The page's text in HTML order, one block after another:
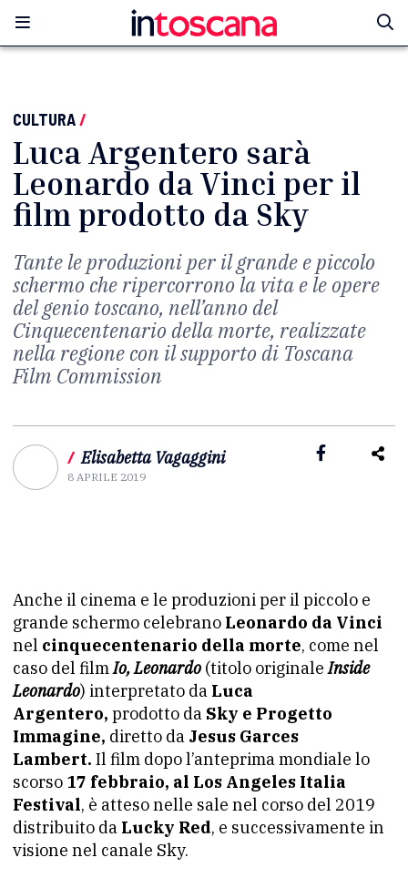
CULTURA/
Luca Argentero sarà
Leonardo da Vinci per il
film prodotto da Sky
Tante le produzioni per il grande e piccolo
schermo che ripercorrono la vita e le opere
del genio toscano, nell’anno del
Cinquecentenario della morte, realizzate
nella regione con il supporto di Toscana
Film Commission
/ Elisabetta Vagaggini
8 APRILE 2019
Anche il cinema e le produzioni per il piccolo e
grande schermo celebrano Leonardo da Vinci
nel cinquecentenario della morte, come nel
caso del filmIo, Leonardo (titolo originaleInside
Leonardo) interpretato da Luca
Argentero, prodotto da Sky e Progetto
Immagine, diretto da Jesus Garces
Lambert. Il film dopo l’anteprima mondiale lo
scorso 17 febbraio, al Los Angeles Italia
Festival, è atteso nelle sale nel corso del 2019
distribuito da Lucky Red, e successivamente in
visione nel canale Sky.